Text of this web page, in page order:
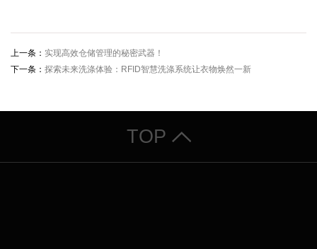
上一条： 实现高效仓储管理的秘密武器！
下一条： 探索未来洗涤体验：RFID智慧洗涤系统让衣物焕然一新
TOP